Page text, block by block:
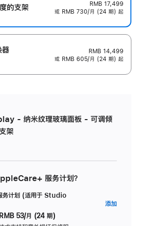
的支‍架
RMB 17,499
或 RMB 730/月 (24 期) 起
器
RMB 14,499
或 RMB 605/月 (24 期) 起
- 纳米纹理玻璃面板 - 可调倾
架
服务计划？
计划 (适用于 Studio
RMB 53/月 (24 期)
添加